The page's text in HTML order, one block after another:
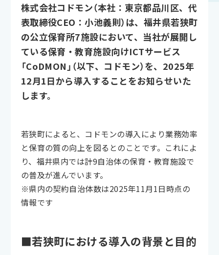
株式会社コドモン（本社：東京都品川区、代
表取締役CEO：小池義則）は、福井県若狭町
の公立保育所7施設において、当社が展開し
ている保育・教育施設向けICTサービス
「CoDMON」（以下、コドモン）を、2025年
12月1日から導入することをお知らせいた
します。
若狭町によると、コドモンの導入により業務効率
と保育の質の向上を図るとのことです。これによ
り、福井県内では計9自治体の保育・教育施設で
の普及が進んでいます。
※県内の契約自治体数は2025年11月1日時点の
情報です
■若狭町における導入の背景と目的